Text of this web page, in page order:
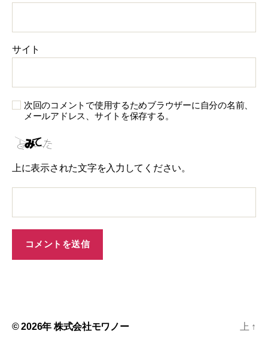
サイト
次回のコメントで使用するためブラウザーに自分の名前、
メールアドレス、サイトを保存する。
上に表示された文字を入力してください。
© 2026年 株式会社モワノー 上 ↑